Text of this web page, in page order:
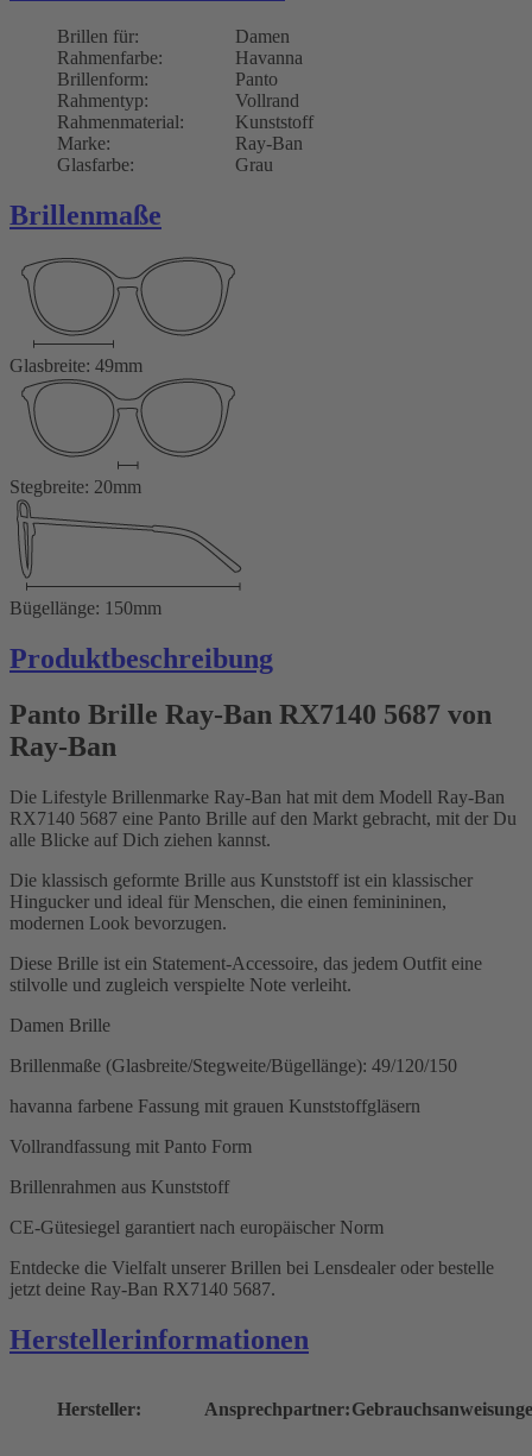
Brillen für:
Damen
Rahmenfarbe:
Havanna
Brillenform:
Panto
Rahmentyp:
Vollrand
Rahmenmaterial:
Kunststoff
Marke:
Ray-Ban
Glasfarbe:
Grau
Brillenmaße
Glasbreite: 49mm
Stegbreite: 20mm
Bügellänge: 150mm
Produktbeschreibung
Panto Brille Ray-Ban RX7140 5687 von
Ray-Ban
Die Lifestyle Brillenmarke Ray-Ban hat mit dem Modell Ray-Ban
RX7140 5687 eine Panto Brille auf den Markt gebracht, mit der Du
alle Blicke auf Dich ziehen kannst.
Die klassisch geformte Brille aus Kunststoff ist ein klassischer
Hingucker und ideal für Menschen, die einen feminininen,
modernen Look bevorzugen.
Diese Brille ist ein Statement-Accessoire, das jedem Outfit eine
stilvolle und zugleich verspielte Note verleiht.
Damen Brille
Brillenmaße (Glasbreite/Stegweite/Bügellänge): 49/120/150
havanna farbene Fassung mit grauen Kunststoffgläsern
Vollrandfassung mit Panto Form
Brillenrahmen aus Kunststoff
CE-Gütesiegel garantiert nach europäischer Norm
Entdecke die Vielfalt unserer Brillen bei Lensdealer oder bestelle
jetzt deine Ray-Ban RX7140 5687.
Herstellerinformationen
Hersteller: Ansprechpartner: